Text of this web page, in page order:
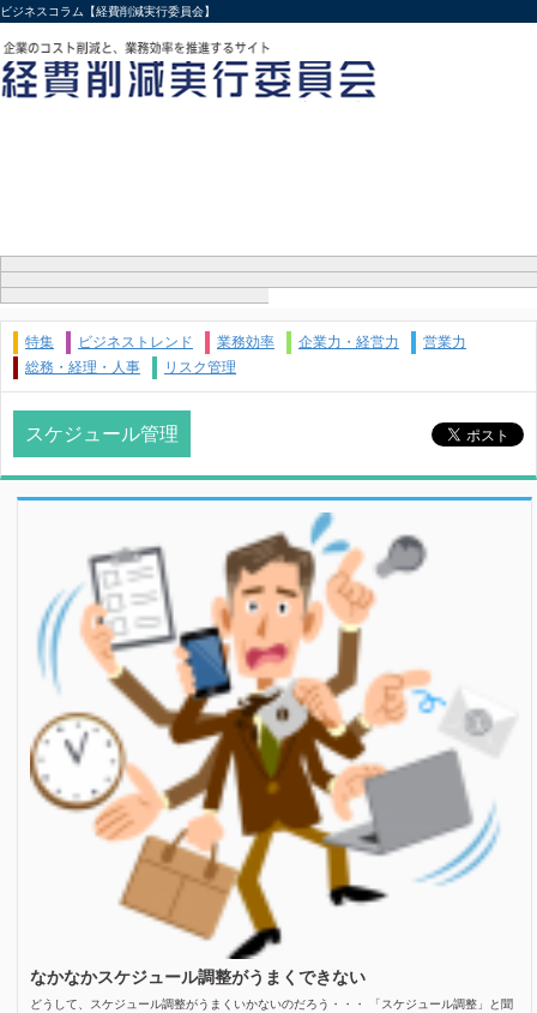
ビジネスコラム【経費削減実行委員会】
特集 ビジネストレンド 業務効率 企業力・経営力
営業力
総務・経理・人事
リスク管理
スケジュール管理
なかなかスケジュール調整がうまくできない
どうして、スケジュール調整がうまくいかないのだろう・・・ 「スケジュール調整」と聞